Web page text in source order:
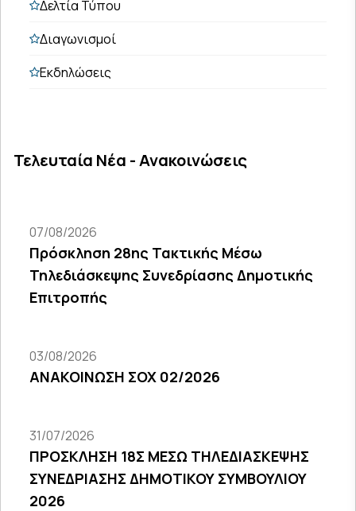
Δελτία Τύπου
Διαγωνισμοί
Εκδηλώσεις
Τελευταία Νέα - Ανακοινώσεις
07/08/2026
Πρόσκληση 28ης Τακτικής Μέσω
Τηλεδιάσκεψης Συνεδρίασης Δημοτικής
Επιτροπής
03/08/2026
ΑΝΑΚΟΙΝΩΣΗ ΣΟΧ 02/2026
31/07/2026
ΠΡΟΣΚΛΗΣΗ 18Σ ΜΕΣΩ ΤΗΛΕΔΙΑΣΚΕΨΗΣ
ΣΥΝΕΔΡΙΑΣΗΣ ΔΗΜΟΤΙΚΟΥ ΣΥΜΒΟΥΛΙΟΥ
2026